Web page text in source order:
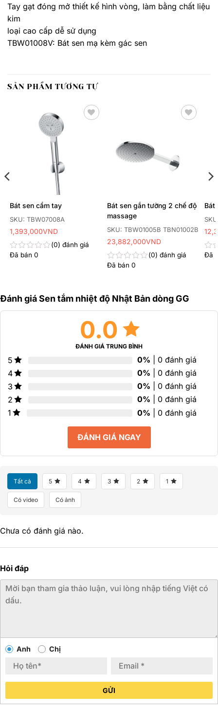
Tay gạt đóng mở thiết kế hình vòng, làm bằng chất liệu
kim
loại cao cấp dễ sử dụng
TBW01008V: Bát sen mạ kèm gác sen
SẢN PHẨM TƯƠNG TỰ
SKU: TBW07008A
Bát sen cầm tay
Được
sao
0
đánh giá
Đã bán 0
1,393,000VND SKU: TBW01005B TBN01002B
Bát sen gắn tường 2 chế độ
massage
Được
5
sao
0
đánh giá
Đã bán 0
23,882,000VND
Bát
Đã
Đánh giá Sen tắm nhiệt độ Nhật Bản dòng GG
0.0
ĐÁNH GIÁ TRUNG BÌNH
5 0% | 0 đánh giá
4
0% | 0 đánh giá
3
0% | 0 đánh giá
2
0% | 0 đánh giá
1
0% | 0 đánh giá
ĐÁNH GIÁ NGAY
Tất cả 5 4 3 2 1
Có video Có ảnh
Chưa có đánh giá nào.
Hỏi đáp
Anh Chị
GỬI